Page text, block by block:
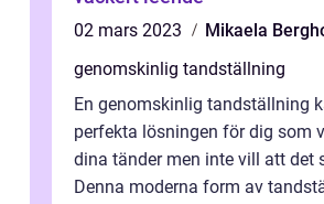
02 mars 2023
Mikaela
genomskinlig tandställning
En genomskinlig tandställning
perfekta lösningen för dig som
dina tänder men inte vill att det
Denna moderna form av